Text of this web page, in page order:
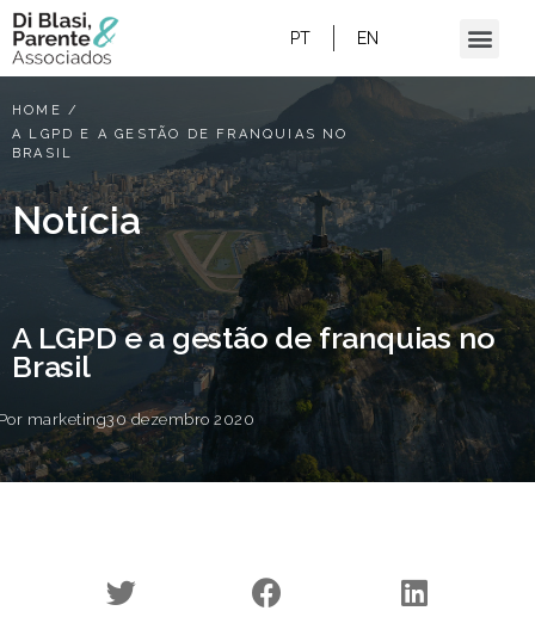
PT EN
HOME /
A LGPD E A GESTÃO DE FRANQUIAS NO
BRASIL
Notícia
A LGPD e a gestão de franquias no
Brasil
marketing30 dezembro 2020